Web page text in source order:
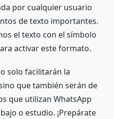
por cualquier usuario
de texto importantes.
el texto con el símbolo
activar este formato.
solo facilitarán la
que también serán de
que utilizan WhatsApp
o estudio. ¡Prepárate